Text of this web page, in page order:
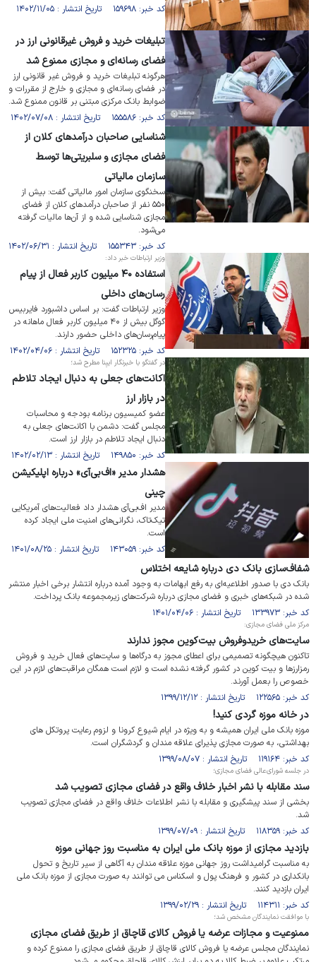
کد خبر: ۱۵۹۶۹۸ تاریخ انتشار : ۱۴۰۲/۱۱/۰۵
تبلیغات خرید و فروش غیرقانونی ارز در
فضای رسانه‌ای و مجازی ممنوع شد
هرگونه تبلیغات خرید و فروش غیر قانونی ارز
در فضای رسانه‌ای و مجازی و خارج از مقررات و
ضوابط بانک مرکزی مبتنی بر قانون ممنوع شد.
کد خبر: ۱۵۵۵۸۶ تاریخ انتشار : ۱۴۰۲/۰۷/۰۸
شناسایی صاحبان درآمدهای کلان از
فضای مجازی و سلبریتی‌ها توسط
سازمان مالیاتی
سخنگوی سازمان امور مالیاتی گفت: بیش از
۵۵۰ نفر از صاحبان درآمد‌های کلان از فضای
مجازی شناسایی شده و از آن‌ها مالیات گرفته
می‌شود.
کد خبر: ۱۵۵۳۴۳ تاریخ انتشار : ۱۴۰۲/۰۶/۳۱
وزیر ارتباطات خبر داد:
استفاده ۴۰ میلیون کاربر فعال از پیام
رسان‌های داخلی
وزیر ارتباطات گفت: بر اساس داشبورد فایربیس
گوگل بیش از ۴۰ میلیون کاربر فعال ماهانه در
پیام‌رسان‌های داخلی حضور دارند.
کد خبر: ۱۵۲۳۲۵ تاریخ انتشار : ۱۴۰۲/۰۴/۰۶
در گفتگو با خبرنگار ایبِنا مطرح شد؛
اکانت‌های جعلی به دنبال ایجاد تلاطم
در بازار ارز
عضو کمیسیون برنامه بودجه و محاسبات
مجلس گفت: دشمن با اکانت‌های جعلی به
دنبال ایجاد تلاطم در بازار ارز است.
کد خبر: ۱۴۹۸۵۰ تاریخ انتشار : ۱۴۰۲/۰۲/۱۳
هشدار مدیر «اف‌بی‌آی» درباره اپلیکیشن
چینی
مدیر اف‌بی‌آی هشدار داد فعالیت‌های آمریکایی
تیک‌تاک، نگرانی‌های امنیت ملی ایجاد کرده
است.
کد خبر: ۱۴۳۰۵۹ تاریخ انتشار : ۱۴۰۱/۰۸/۲۵
شفاف‌سازی بانک دی درباره شایعه اختلاس
بانک دی با صدور اطلاعیه‌ای به رفع ابهامات به وجود آمده درباره انتشار برخی اخبار منتشر
شده در شبکه‌های خبری و فضای مجازی درباره شرکت‌های زیرمجموعه بانک پرداخت.
کد خبر: ۱۳۳۹۷۳ تاریخ انتشار : ۱۴۰۱/۰۴/۰۶
مرکز ملی فضای مجازی:
سایت‌های خریدوفروش بیت­‌کوین مجوز ندارند
تاکنون هیچ­گونه تصمیمی برای اعطای مجوز به درگاه‌­ها و سایت­‌های فعال خرید و فروش
رمزارزها و بیت­ کوین در کشور گرفته نشده است و لازم است همگان مراقبت­‌های لازم در این
خصوص را بعمل آورند.
کد خبر: ۱۲۲۵۶۵ تاریخ انتشار : ۱۳۹۹/۱۲/۱۲
در خانه موزه گردی کنید!
موزه بانک ملی ایران همیشه و به ویژه در ایام شیوع کرونا و لزوم رعایت پروتکل های
بهداشتی، به صورت مجازی پذیرای علاقه مندان و گردشگران است.
کد خبر: ۱۱۹۱۶۴ تاریخ انتشار : ۱۳۹۹/۰۸/۰۷
در جلسه شورای‌عالی فضای مجازی؛
سند مقابله با نشر اخبار خلاف واقع در فضای مجازی تصویب شد
بخشی از سند پیشگیری و مقابله با نشر اطلاعات خلاف واقع در فضای مجازی تصویب
شد.
کد خبر: ۱۱۸۳۵۹ تاریخ انتشار : ۱۳۹۹/۰۷/۰۹
بازدید مجازی از موزه بانک ملی ایران به مناسبت روز جهانی موزه
به مناسبت گرامیداشت روز جهانی موزه علاقه مندان به آگاهی از سیر تاریخ و تحول
بانکداری در کشور و فرهنگ پول و اسکناس می توانند به صورت مجازی از موزه بانک ملی
ایران بازدید کنند.
کد خبر: ۱۱۴۳۱۱ تاریخ انتشار : ۱۳۹۹/۰۲/۲۹
با موافقت نمایندگان مشخص شد؛
ممنوعیت و مجازات عرضه یا فروش کالای قاچاق از طریق فضای مجازی
نمایندگان مجلس عرضه یا فروش کالای قاچاق از طریق فضای مجازی را ممنوع کرده و